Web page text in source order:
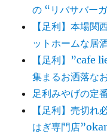
の “リバサバー
【足利】本場関
ットホームな
【足利】”cafe
集まるお洒落
足利みやげの
【足利】売切れ
はぎ専門店